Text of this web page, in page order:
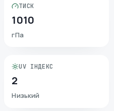
ТИСК
1010
гПа
UV ІНДЕКС
2
Низький